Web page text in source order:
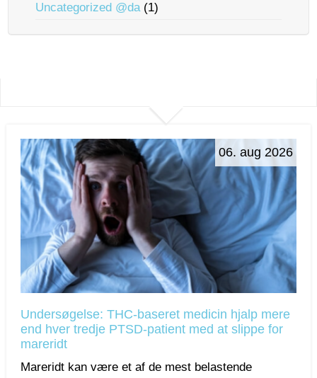
Uncategorized @da(1)
06. aug 2026
Undersøgelse: THC-baseret medicin hjalp mere
end hver tredje PTSD-patient med at slippe for
mareridt
Mareridt kan være et af de mest belastende